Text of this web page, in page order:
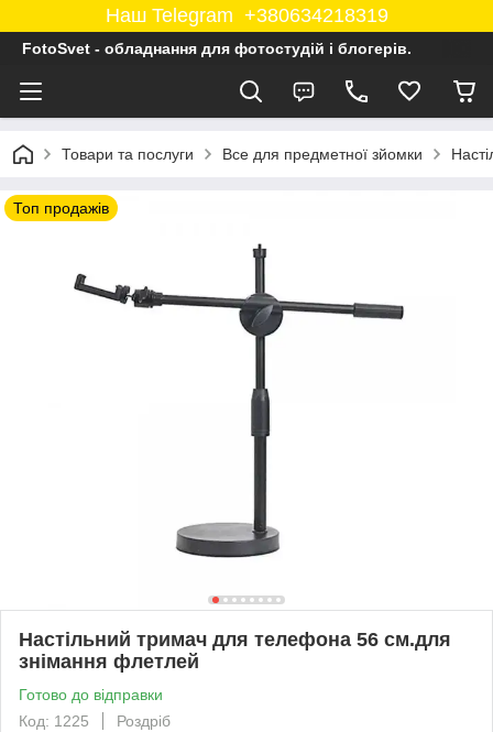
Наш Telegram +380634218319
FotoSvet - обладнання для фотостудій і блогерів.
Товари та послуги Все для предметної зйомки
Топ продажів
Настільний тримач для телефона 56 см.для
знімання флетлей
Готово до відправки
Код: 1225
Роздріб